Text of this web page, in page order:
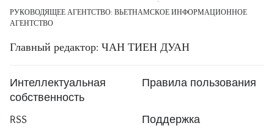
РУКОВОДЯЩЕЕ АГЕНТСТВО: ВЬЕТНАМСКОЕ ИНФОРМАЦИОННОЕ
АГЕНТСТВО
Главный редактор: ЧАН ТИЕН ДУАН
Интеллектуальная
собственность
Правила пользования
RSS Поддержка